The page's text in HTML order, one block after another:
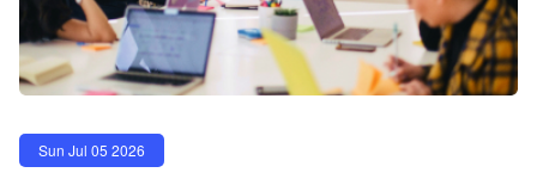
Sun Jul 05 2026